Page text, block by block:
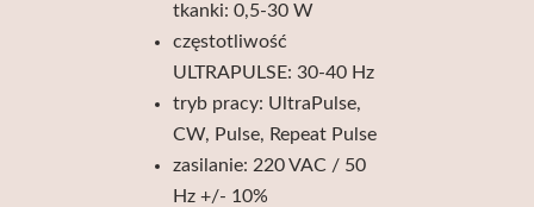
tkanki: 0,5-30 W
częstotliwość
ULTRAPULSE: 30-40 Hz
tryb pracy: UltraPulse,
CW, Pulse, Repeat Pulse
zasilanie: 220 VAC / 50
Hz +/- 10%